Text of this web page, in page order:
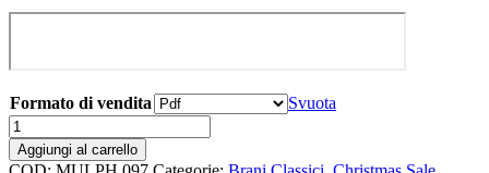
Formato di vendita
Svuota
Wien
Bleibt
Wien
Aggiungi al carrello